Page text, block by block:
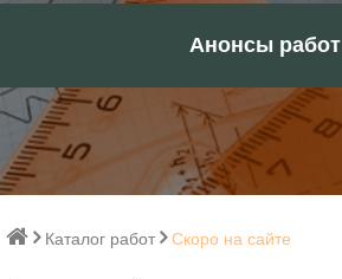
Анонсы работ
Каталог работ Скоро на сайте